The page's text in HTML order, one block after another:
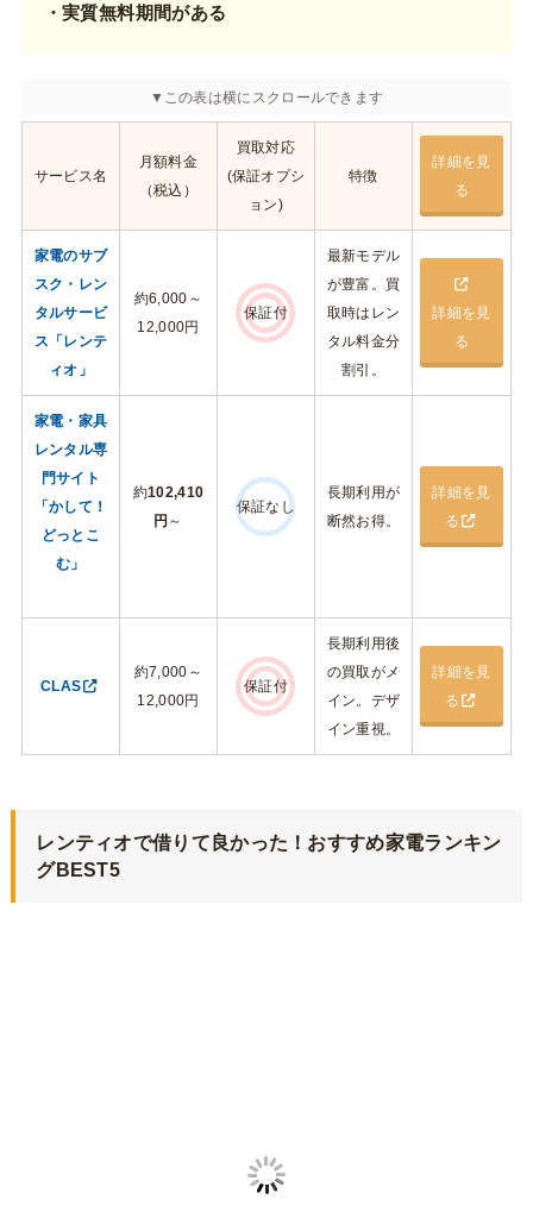
・実質無料期間がある
サービス名
月額料金
（税込）
買取対応
(保証オプシ
ョン)
特徴
詳細を見
る
家電のサブ
スク・レン
タルサービ
ス「レンテ
ィオ」
約6,000～
12,000円
保証付
最新モデル
が豊富。買
取時はレン
タル料金分
割引。
詳細を見
る
家電・家具
レンタル専
門サイト
「かして！
どっとこ
む」
約102,410
円 ～
保証なし
長期利用が
断然お得。
詳細を見
る
CLAS
約7,000～
12,000円
保証付
長期利用後
の買取がメ
イン。デザ
イン重視。
詳細を見
る
レンティオで借りて良かった！おすすめ家電ランキン
グBEST5